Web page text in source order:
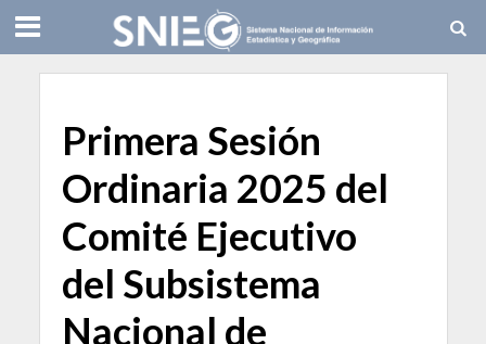
Primera Sesión
Ordinaria 2025 del
Comité Ejecutivo
del Subsistema
Nacional de